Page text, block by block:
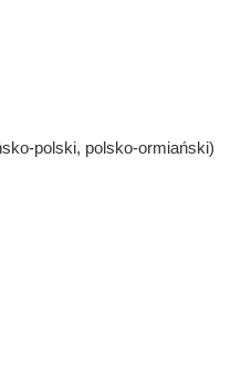
polski, polsko-ormiański)